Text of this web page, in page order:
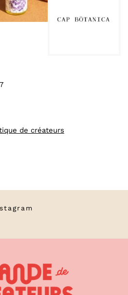
de créateurs